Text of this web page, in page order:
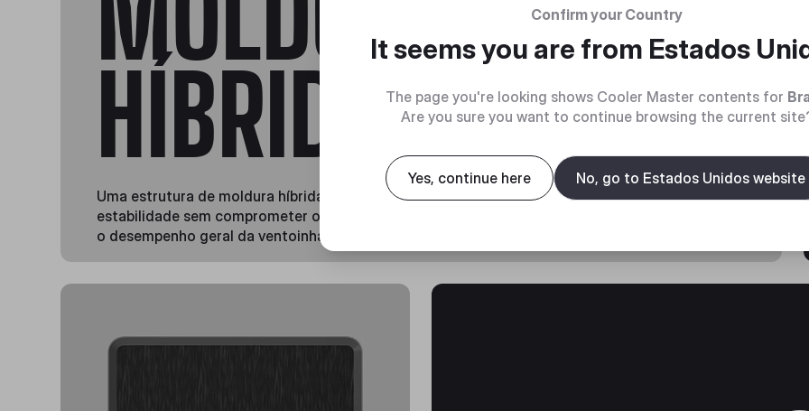
HÍBRIDA
Uma estrutura de moldura híbrida que garante
estabilidade sem comprometer o tamanho das pás ou
o desempenho geral da ventoinha.
Confirm your Country
It seems you are from Estados
The page you're looking shows Cooler Master contents for
Are you sure you want to continue browsing the current
Yes, continue here No, go to Estados Unidos website